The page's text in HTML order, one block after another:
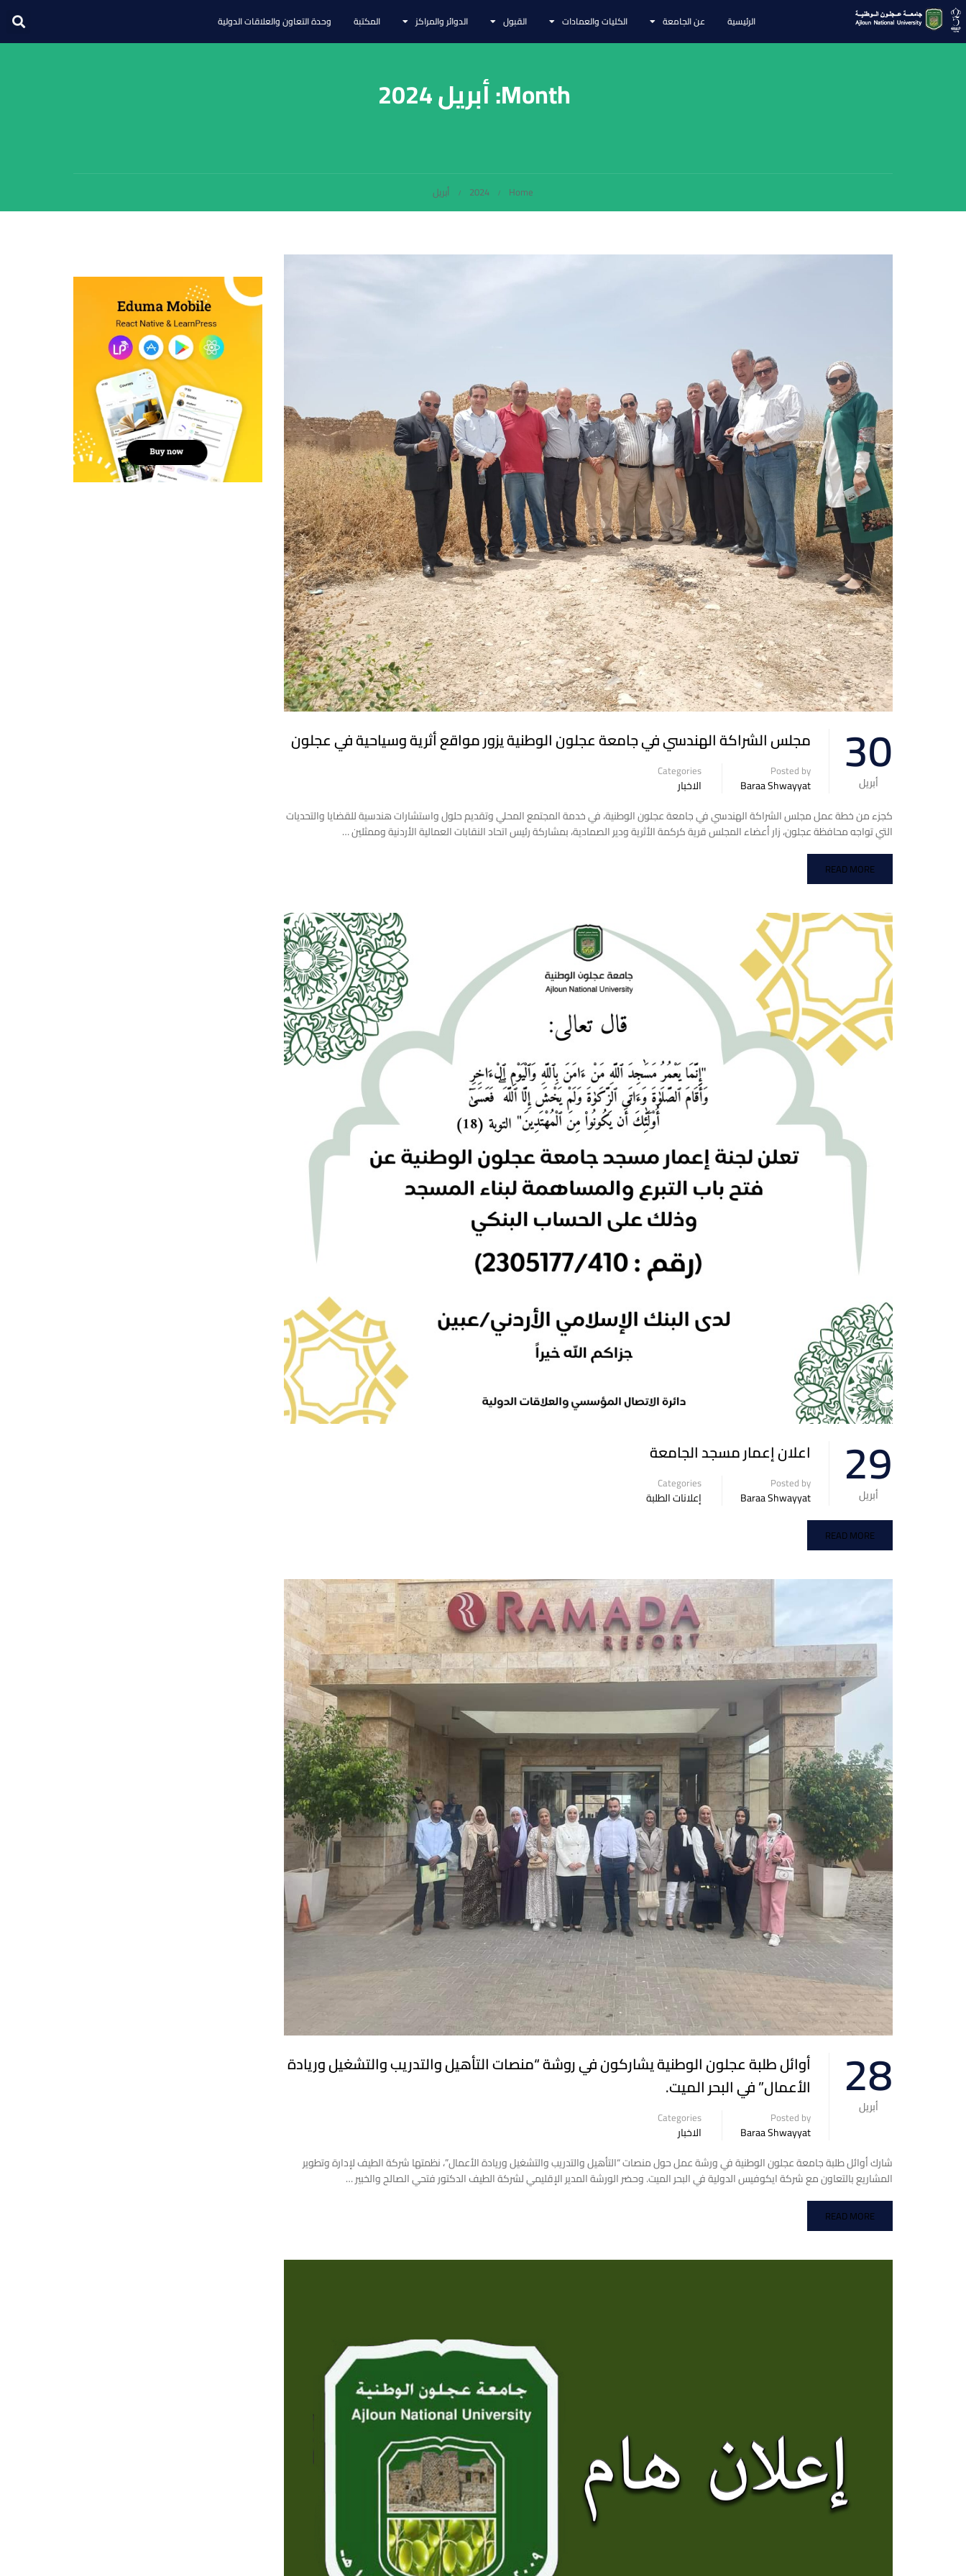
الرئيسية عن الجامعة الكليات والعمادات القبول الدوائر والمراكز المكتبة وحدة التعاون والعلاقات الدولية
Month: أبريل 2024
Home
2024 أبريل
30
أبريل
مجلس الشراكة الهندسي في جامعة عجلون الوطنية يزور مواقع أثرية وسياحية في عجلون
Posted by
Baraa Shwayyat
Categories
الاخبار
كجزء من خطة عمل مجلس الشراكة الهندسي في جامعة عجلون الوطنية، في خدمة المجتمع المحلي وتقديم حلول واستشارات هندسية للقضايا والتحديات
التي تواجه محافظة عجلون، زار أعضاء المجلس قرية كركمة الأثرية ودير الصمادية، بمشاركة رئيس اتحاد النقابات العمالية الأردنية وممثلين …
READ MORE
29
أبريل
اعلان إعمار مسجد الجامعة
Posted by
Baraa Shwayyat
Categories
إعلانات الطلبة
READ MORE
28
أبريل
أوائل طلبة عجلون الوطنية يشاركون في روشة “منصات التأهيل والتدريب والتشغيل وريادة
الأعمال” في البحر الميت.
Posted by
Baraa Shwayyat
Categories
الاخبار
شارك أوائل طلبة جامعة عجلون الوطنية في ورشة عمل حول منصات “التأهيل والتدريب والتشغيل وريادة الأعمال”، نظمتها شركة الطيف لإدارة وتطوير
المشاريع بالتعاون مع شركة ايكوفيس الدولية في البحر الميت. وحضر الورشة المدير الإقليمي لشركة الطيف الدكتور فتحي الصالح والخبير …
READ MORE